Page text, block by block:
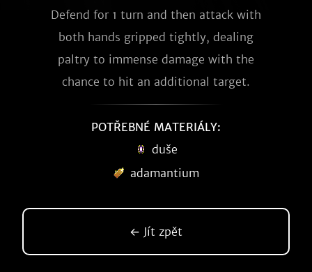
Defend for 1 turn and then attack with
both hands gripped tightly, dealing
paltry to immense damage with the
chance to hit an additional target.
POTŘEBNÉ MATERIÁLY:
duše
adamantium
← Jít zpět